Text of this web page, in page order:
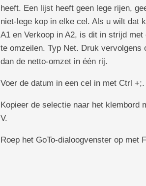
heeft. Een lijst heeft geen lege rijen,
niet-lege kop in elke cel. Als u wilt dat
A1 en Verkoop in A2, is dit in strijd
te omzeilen. Typ Net. Druk vervolgens
dan de netto-omzet in één rij.
Voer de datum in een cel in met Ctrl
Kopieer de selectie naar het klembord
V.
Roep het GoTo-dialoogvenster op met